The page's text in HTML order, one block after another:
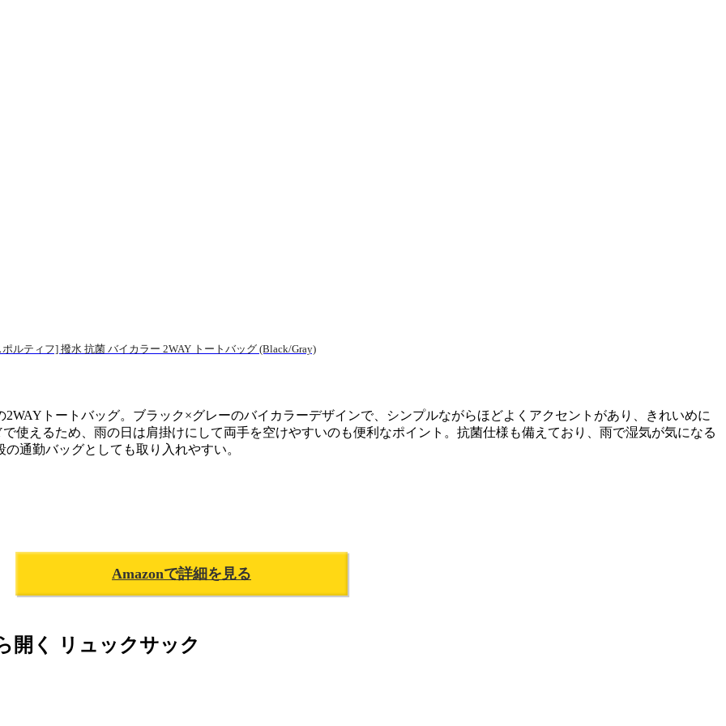
ルティフ] 撥水 抗菌 バイカラー 2WAY トートバッグ (Black/Gray)
トートバッグ。ブラック×グレーのバイカラーデザインで、シンプルながらほどよくアクセントがあり、きれいめに
使えるため、雨の日は肩掛けにして両手を空けやすいのも便利なポイント。抗菌仕様も備えており、雨で湿気が気になる
通勤バッグとしても取り入れやすい。
Amazonで詳細を見る
開く リュックサック